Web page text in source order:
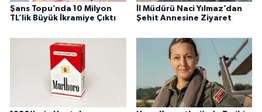
Şans Topu’nda 10 Milyon
TL’lik Büyük İkramiye Çıktı
İl Müdürü Naci Yılmaz’dan
Şehit Annesine Ziyaret